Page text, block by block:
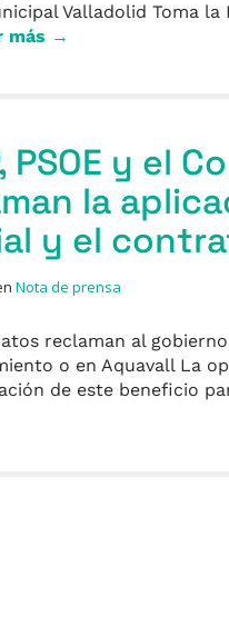
Valladolid Toma
más →
PSOE y el
la
y el
Nota de prensa
reclaman al
o en Aquavall La
de este beneficio